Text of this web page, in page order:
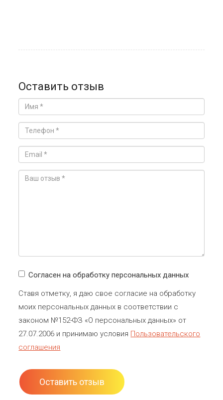
Оставить отзыв
Согласен на обработку персональных данных
Ставя отметку, я даю свое согласие на обработку
моих персональных данных в соответствии с
законом №152-ФЗ «О персональных данных» от
27.07.2006 и принимаю условия Пользовательского
соглашения